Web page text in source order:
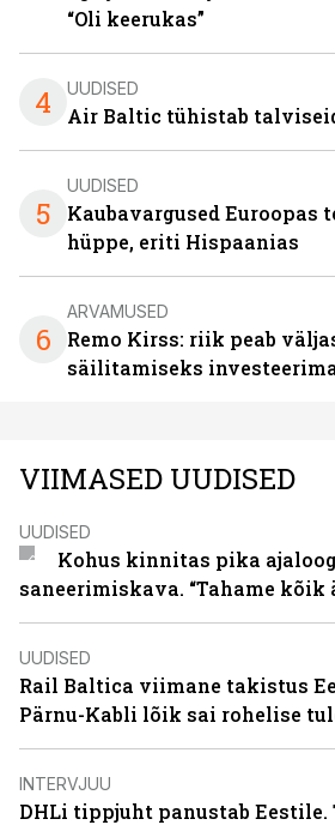
“Oli keerukas”
4 UUDISED
Air Baltic tühistab
5
UUDISED
Kaubavargused Euroopas
hüppe, eriti Hispaanias
6
ARVAMUSED
Remo Kirss: riik peab
säilitamiseks
VIIMASED UUDISED
UUDISED
Kohus kinnitas pika
saneerimiskava. “Tahame kõik
UUDISED
Rail Baltica viimane takistus
Pärnu-Kabli lõik sai rohelise
INTERVJUU
DHLi tippjuht panustab Eestile.